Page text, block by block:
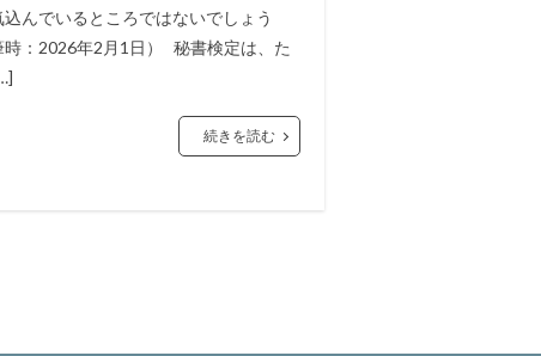
込んでいるところではないでしょう
時：2026年2月1日） 秘書検定は、た
続きを読む